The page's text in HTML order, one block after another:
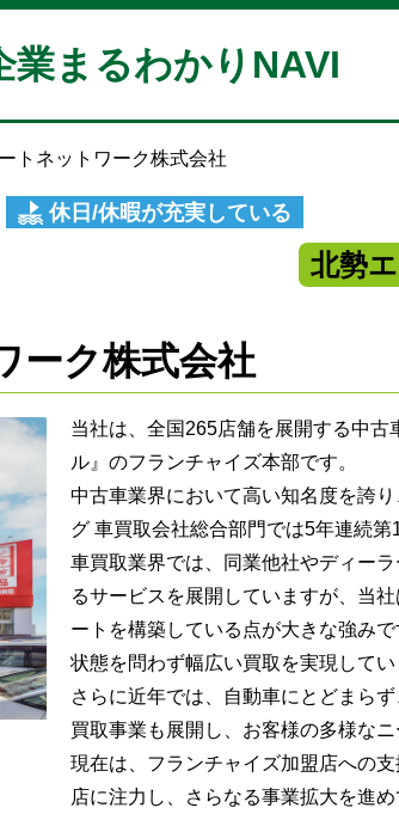
業まるわかりNAVI
トネットワーク株式会社
休日/休暇が充実している
北勢
ーク株式会社
当社は、全国265店舗を展開する中古
ル』のフランチャイズ本部です。
中古車業界において高い知名度を誇
グ 車買取会社総合部門では5年連続第
車買取業界では、同業他社やディー
るサービスを展開していますが、当
ートを構築している点が大きな強み
状態を問わず幅広い買取を実現してい
さらに近年では、自動車にとどまら
買取事業も展開し、お客様の多様なニ
現在は、フランチャイズ加盟店への
店に注力し、さらなる事業拡大を進め